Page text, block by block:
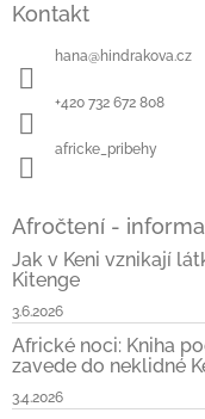
Kontakt
hana@hindrakova.cz
+420 732 672 808
africke_pribehy
Afročtení -
Jak v Keni vznikají
Kitenge
3.6.2026
Africké noci: Kniha
zavede do neklidné
3.4.2026